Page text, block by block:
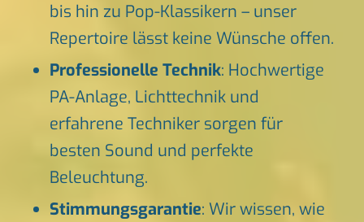
bis hin zu Pop-Klassikern – unser
Repertoire lässt keine Wünsche offen.
Professionelle Technik: Hochwertige
PA-Anlage, Lichttechnik und
erfahrene Techniker sorgen für
besten Sound und perfekte
Beleuchtung.
Stimmungsgarantie: Wir wissen, wie